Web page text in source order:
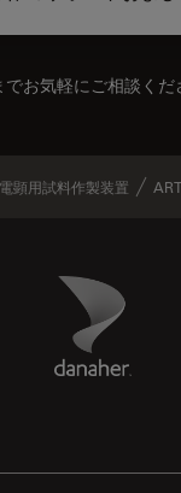
でお気軽にご相談くだ
電顕用試料作製装置
Danaher Logo